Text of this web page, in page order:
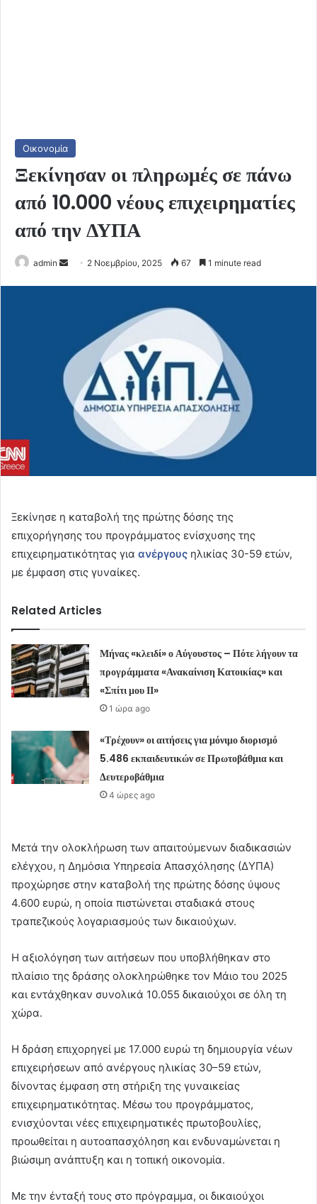
Οικονομία
Ξεκίνησαν οι πληρωμές σε πάνω
από 10.000 νέους επιχειρηματίες
από την ΔΥΠΑ
admin
Send 2 Νοεμβρίου, 2025 67 1 minute read
Ξεκίνησε η καταβολή της πρώτης δόσης της
επιχορήγησης του προγράμματος ενίσχυσης της
επιχειρηματικότητας για ανέργους ηλικίας 30-59 ετών,
με έμφαση στις γυναίκες.
Related Articles
Μήνας «κλειδί» ο Αύγουστος – Πότε λήγουν τα
προγράμματα «Ανακαίνιση Κατοικίας» και
«Σπίτι μου ΙΙ»
1 ώρα ago
«Τρέχουν» οι αιτήσεις για μόνιμο διορισμό
5.486 εκπαιδευτικών σε Πρωτοβάθμια και
Δευτεροβάθμια
4 ώρες ago
Μετά την ολοκλήρωση των απαιτούμενων διαδικασιών
ελέγχου, η Δημόσια Υπηρεσία Απασχόλησης (ΔΥΠΑ)
προχώρησε στην καταβολή της πρώτης δόσης ύψους
4.600 ευρώ, η οποία πιστώνεται σταδιακά στους
τραπεζικούς λογαριασμούς των δικαιούχων.
Η αξιολόγηση των αιτήσεων που υποβλήθηκαν στο
πλαίσιο της δράσης ολοκληρώθηκε τον Μάιο του 2025
και εντάχθηκαν συνολικά 10.055 δικαιούχοι σε όλη τη
χώρα.
Η δράση επιχορηγεί με 17.000 ευρώ τη δημιουργία νέων
επιχειρήσεων από ανέργους ηλικίας 30–59 ετών,
δίνοντας έμφαση στη στήριξη της γυναικείας
επιχειρηματικότητας. Μέσω του προγράμματος,
ενισχύονται νέες επιχειρηματικές πρωτοβουλίες,
προωθείται η αυτοαπασχόληση και ενδυναμώνεται η
βιώσιμη ανάπτυξη και η τοπική οικονομία.
Με την ένταξή τους στο πρόγραμμα, οι δικαιούχοι